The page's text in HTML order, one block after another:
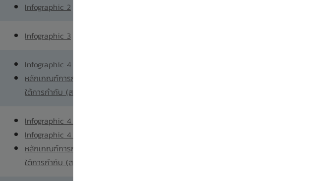
Infographic 2
Infographic 3
Infographic 4
หลักเกณฑ์การกำกับดูแลการประกอบธุรกิจระบบการชำระเงินภาย
ใต้การกำกับ (สนช. 4/2561)
Infographic 4.1.1
Infographic 4.1.2
หลักเกณฑ์การกำกับดูแลการประกอบธุรกิจระบบการชำระเงินภาย
ใต้การกำกับ (สนช. 4/2561)